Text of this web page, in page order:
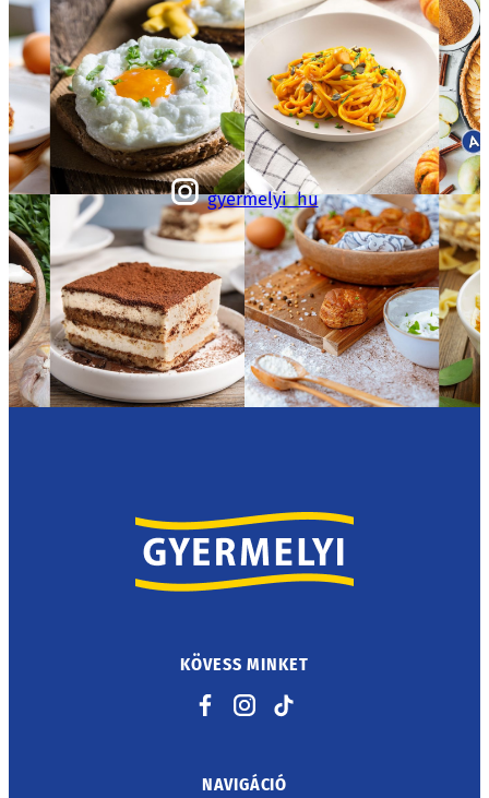
gyermelyi_hu
KÖVESS MINKET
Facebook Instagram TikTok
NAVIGÁCIÓ